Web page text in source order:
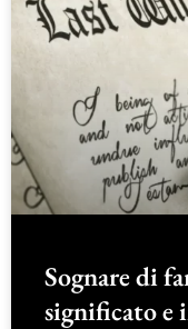
Sognare di
significato e